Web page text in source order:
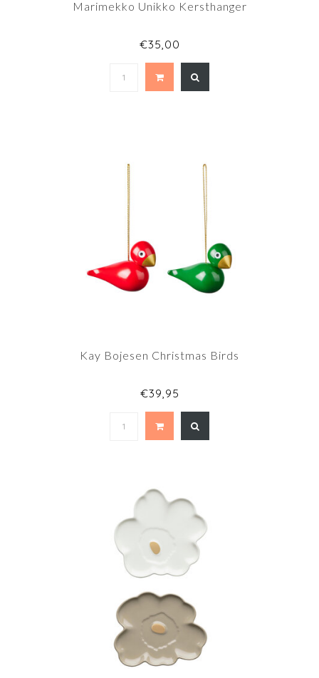
Marimekko Unikko Kersthanger
€35,00
Kay Bojesen Christmas Birds
€39,95